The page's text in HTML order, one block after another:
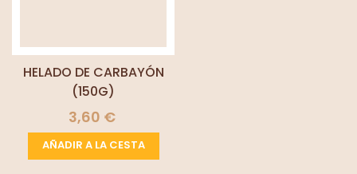
HELADO DE CARBAYÓN
(150G)
3,60 €
AÑADIR A LA CESTA